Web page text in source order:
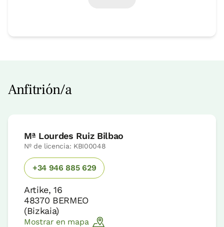
Anfitrión/a
Mª Lourdes Ruiz Bilbao
Nº de licencia: KBI00048
+34 946 885 629
Artike, 16
48370 BERMEO
(Bizkaia)
Mostrar en mapa